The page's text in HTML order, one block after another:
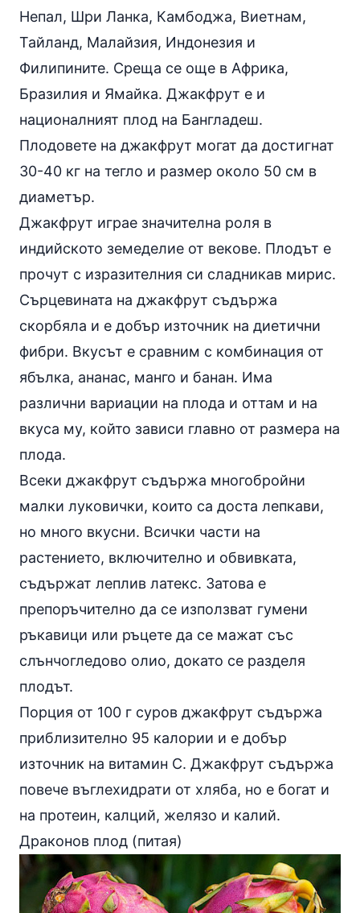
Непал, Шри Ланка, Камбоджа, Виетнам,
Тайланд, Малайзия, Индонезия и
Филипините. Среща се още в Африка,
Бразилия и Ямайка. Джакфрут е и
националният плод на Бангладеш.
Плодовете на джакфрут могат да достигнат
30-40 кг на тегло и размер около 50 см в
диаметър.
Джакфрут играе значителна роля в
индийското земеделие от векове. Плодът е
прочут с изразителния си сладникав мирис.
Сърцевината на джакфрут съдържа
скорбяла и е добър източник на диетични
фибри. Вкусът е сравним с комбинация от
ябълка, ананас, манго и банан. Има
различни вариации на плода и оттам и на
вкуса му, който зависи главно от размера на
плода.
Всеки джакфрут съдържа многобройни
малки луковички, които са доста лепкави,
но много вкусни. Всички части на
растението, включително и обвивката,
съдържат леплив латекс. Затова е
препоръчително да се използват гумени
ръкавици или ръцете да се мажат със
слънчогледово олио, докато се разделя
плодът.
Порция от 100 г суров джакфрут съдържа
приблизително 95 калории и е добър
източник на витамин С. Джакфрут съдържа
повече въглехидрати от хляба, но е богат и
на протеин, калций, желязо и калий.
Драконов плод (питая)